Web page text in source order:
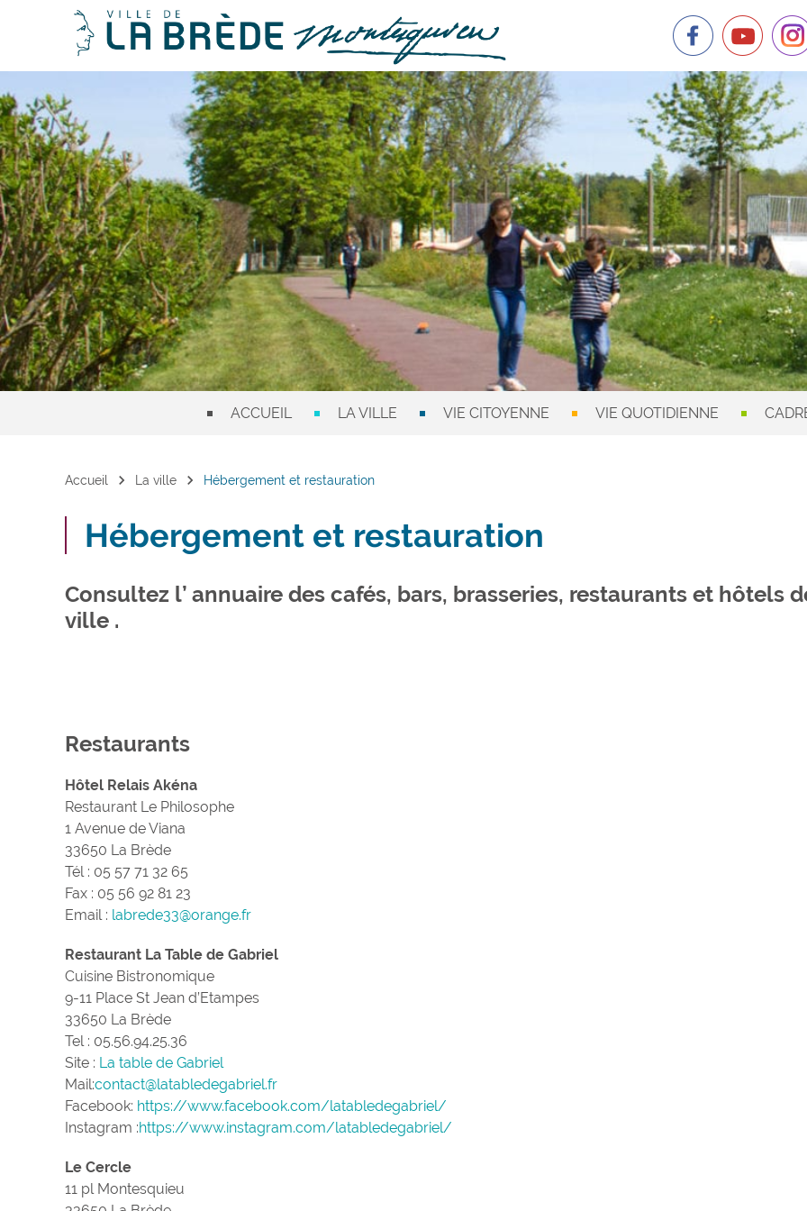
ACCUEIL LA VILLE VIE CITOYENNE VIE QUOTIDIENNE
Accueil chevron_right La ville chevron_right Hébergement et restauration
Hébergement et restauration
Consultez l’ annuaire des cafés, bars, brasseries, restaurants et hôtels
ville .
Restaurants
Hôtel Relais Akéna
Restaurant Le Philosophe
1 Avenue de Viana
33650 La Brède
Tél : 05 57 71 32 65
Fax : 05 56 92 81 23
Email : labrede33@orange.fr
Restaurant La Table de Gabriel
Cuisine Bistronomique
9-11 Place St Jean d’Etampes
33650 La Brède
Tel : 05.56.94.25.36
Site : La table de Gabriel
Mail:contact@latabledegabriel.fr
Facebook: https://www.facebook.com/latabledegabriel/
Instagram :https://www.instagram.com/latabledegabriel/
Le Cercle
11 pl Montesquieu